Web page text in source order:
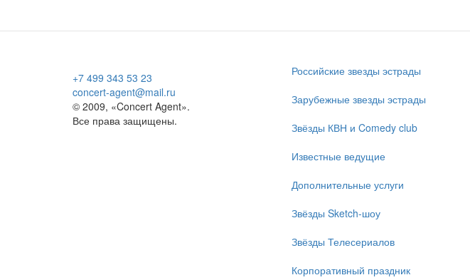
+7 499 343 53 23
concert-agent@mail.ru
© 2009, «Concert Agent».
Все права защищены.
Российские звезды эстрады
Зарубежные звезды эстрады
Звёзды КВН и Comedy club
Известные ведущие
Дополнительные услуги
Звёзды Sketch-шоу
Звёзды Телесериалов
Корпоративный праздник